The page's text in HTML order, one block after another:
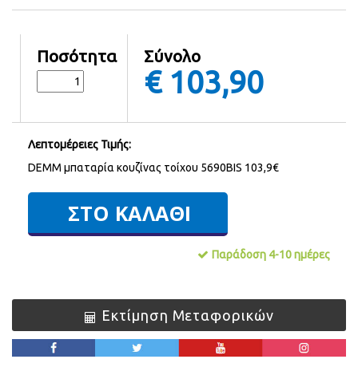
Ποσότητα Σύνολο
€ 103,90
Λεπτομέρειες Τιμής:
DEMM μπαταρία κουζίνας τοίχου 5690BIS 103,9€
Παράδοση 4-10 ημέρες
Εκτίμηση Μεταφορικών